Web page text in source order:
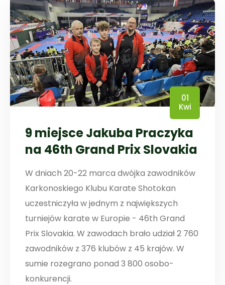
01
Kwi
9 miejsce Jakuba Praczyka
na 46th Grand Prix Slovakia
W dniach 20-22 marca dwójka zawodników
Karkonoskiego Klubu Karate Shotokan
uczestniczyła w jednym z największych
turniejów karate w Europie - 46th Grand
Prix Slovakia. W zawodach brało udział 2 760
zawodników z 376 klubów z 45 krajów. W
sumie rozegrano ponad 3 800 osobo-
konkurencji.